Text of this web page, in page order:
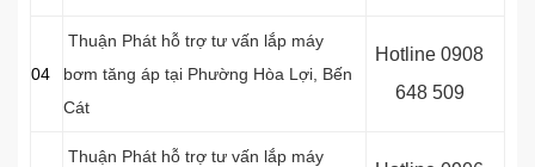
04
Thuận Phát hỗ trợ tư vấn lắp máy
bơm tăng áp tại Phường Hòa Lợi , Bến
Cát
Hotline 0908
648 509
Thuận Phát hỗ trợ tư vấn lắp máy